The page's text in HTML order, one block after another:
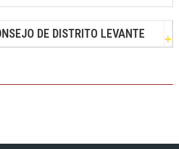
DE DISTRITO LEVANTE